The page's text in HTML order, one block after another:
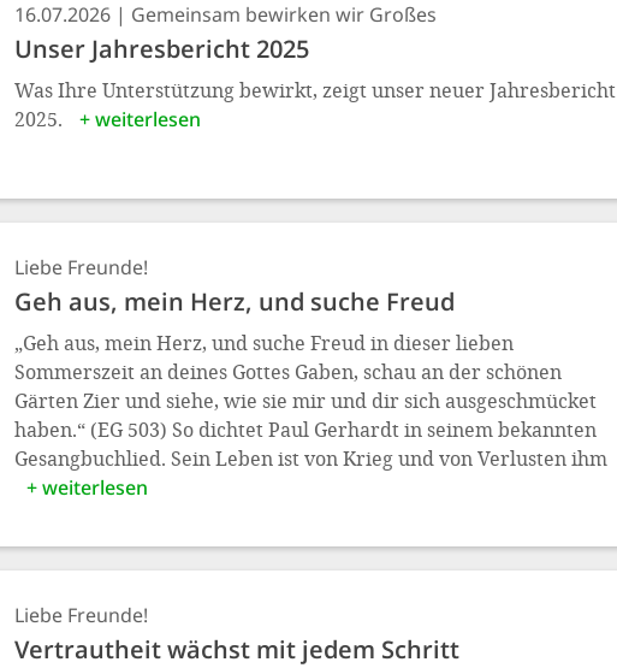
16.07.2026 Gemeinsam bewirken wir Großes
Unser Jahresbericht 2025
Was Ihre Unterstützung bewirkt, zeigt unser neuer Jahresbericht
2025.
+ weiterlesen
Liebe Freunde!
Geh aus, mein Herz, und suche Freud
„Geh aus, mein Herz, und suche Freud in dieser lieben
Sommerszeit an deines Gottes Gaben, schau an der schönen
Gärten Zier und siehe, wie sie mir und dir sich ausgeschmücket
haben.“ (EG 503) So dichtet Paul Gerhardt in seinem bekannten
Gesangbuchlied. Sein Leben ist von Krieg und von Verlusten ihm
+ weiterlesen
Liebe Freunde!
Vertrautheit wächst mit jedem Schritt